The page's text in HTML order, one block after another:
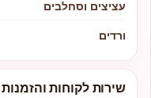
עציצים וסחלבים
ורדים
שירות לקוחות והזמנות